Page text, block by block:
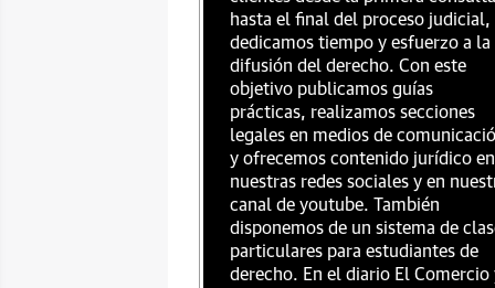
hasta el final del proceso judicial,
dedicamos tiempo y esfuerzo a la
difusión del derecho. Con este
objetivo publicamos guías
prácticas, realizamos secciones
legales en medios de
y ofrecemos contenido jurídico en
nuestras redes sociales y en
canal de youtube. También
disponemos de un sistema de
particulares para estudiantes de
derecho. En el diario El Comercio